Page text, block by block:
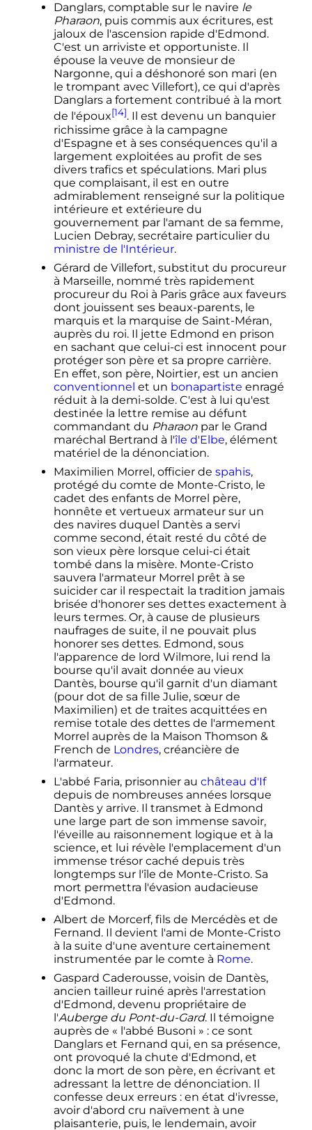
Danglars, comptable sur le navire le
Pharaon, puis commis aux écritures, est
jaloux de l'ascension rapide d'Edmond.
C'est un arriviste et opportuniste. Il
épouse la veuve de monsieur de
Nargonne, qui a déshonoré son mari (en
le trompant avec Villefort), ce qui d'après
Danglars a fortement contribué à la mort
de l'époux[14]. Il est devenu un banquier
richissime grâce à la campagne
d'Espagne et à ses conséquences qu'il a
largement exploitées au profit de ses
divers trafics et spéculations. Mari plus
que complaisant, il est en outre
admirablement renseigné sur la politique
intérieure et extérieure du
gouvernement par l'amant de sa femme,
Lucien Debray, secrétaire particulier du
ministre de l'Intérieur.
Gérard de Villefort, substitut du procureur
à Marseille, nommé très rapidement
procureur du Roi à Paris grâce aux faveurs
dont jouissent ses beaux-parents, le
marquis et la marquise de Saint-Méran,
auprès du roi. Il jette Edmond en prison
en sachant que celui-ci est innocent pour
protéger son père et sa propre carrière.
En effet, son père, Noirtier, est un ancien
conventionnel et un bonapartiste enragé
réduit à la demi-solde. C'est à lui qu'est
destinée la lettre remise au défunt
commandant du Pharaonpar le Grand
maréchal Bertrand à l'île d'Elbe, élément
matériel de la dénonciation.
Maximilien Morrel, officier de spahis,
protégé du comte de Monte-Cristo, le
cadet des enfants de Morrel père,
honnête et vertueux armateur sur un
des navires duquel Dantès a servi
comme second, était resté du côté de
son vieux père lorsque celui-ci était
tombé dans la misère. Monte-Cristo
sauvera l'armateur Morrel prêt à se
suicider car il respectait la tradition jamais
brisée d'honorer ses dettes exactement à
leurs termes. Or, à cause de plusieurs
naufrages de suite, il ne pouvait plus
honorer ses dettes. Edmond, sous
l'apparence de lord Wilmore, lui rend la
bourse qu'il avait donnée au vieux
Dantès, bourse qu'il garnit d'un diamant
(pour dot de sa fille Julie, sœur de
Maximilien) et de traites acquittées en
remise totale des dettes de l'armement
Morrel auprès de la Maison Thomson &
French de Londres, créancière de
l'armateur.
L'abbé Faria, prisonnier au château d'If
depuis de nombreuses années lorsque
Dantès y arrive. Il transmet à Edmond
une large part de son immense savoir,
l'éveille au raisonnement logique et à la
science, et lui révèle l'emplacement d'un
immense trésor caché depuis très
longtemps sur l'île de Monte-Cristo. Sa
mort permettra l'évasion audacieuse
d'Edmond.
Albert de Morcerf, fils de Mercédès et de
Fernand. Il devient l'ami de Monte-Cristo
à la suite d'une aventure certainement
instrumentée par le comte à Rome.
Gaspard Caderousse, voisin de Dantès,
ancien tailleur ruiné après l'arrestation
d'Edmond, devenu propriétaire de
l'Auberge du Pont-du-Gard. Il témoigne
auprès de « l'abbé Busoni » : ce sont
Danglars et Fernand qui, en sa présence,
ont provoqué la chute d'Edmond, et
donc la mort de son père, en écrivant et
adressant la lettre de dénonciation. Il
confesse deux erreurs : en état d'ivresse,
avoir d'abord cru naïvement à une
plaisanterie, puis, le lendemain, avoir